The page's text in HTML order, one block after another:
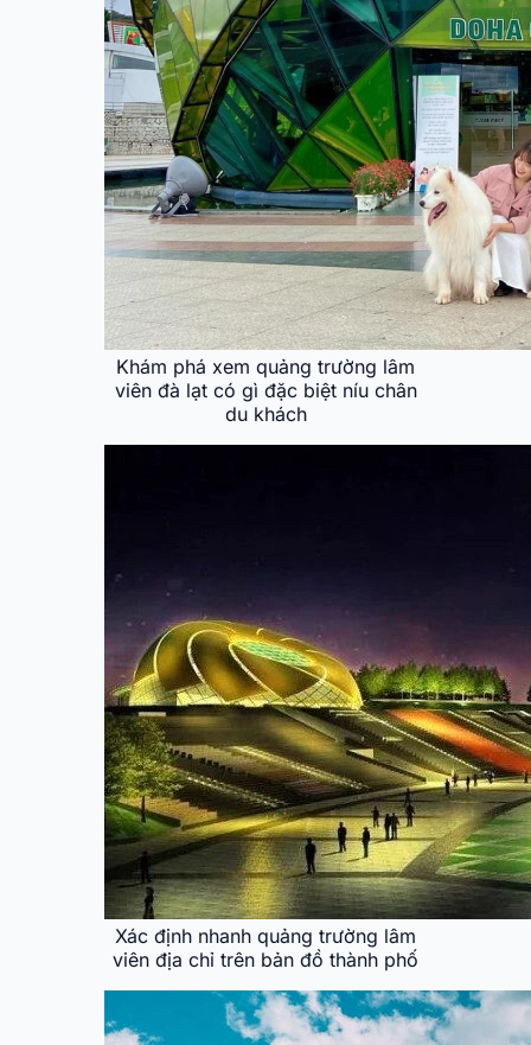
Khám phá xem quảng trường lâm
viên đà lạt có gì đặc biệt níu chân
du khách
Xác định nhanh quảng trường lâm
viên địa chỉ trên bản đồ thành phố